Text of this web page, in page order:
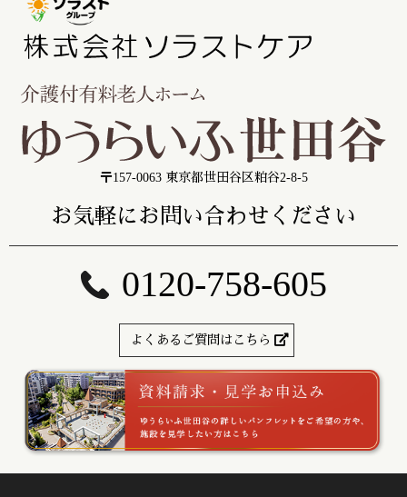
〒157-0063 東京都世田谷区粕谷2-8-5
お気軽にお問い合わせください
0120-758-605
よくあるご質問はこちら